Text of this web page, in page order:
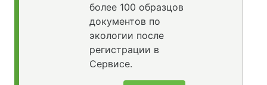
более 100 образцов
документов по
экологии после
регистрации в
Сервисе.